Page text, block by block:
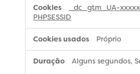
_dc_gtm_UA-
PHPSESSID
Próprio
Alguns segundos,